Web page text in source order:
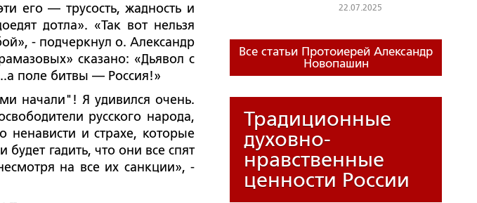
его — трусость, жадность и
дотла». «Так вот нельзя
- подчеркнул о. Александр
сказано: «Дьявол с
поле битвы — Россия!»
начали"! Я удивился очень.
русского народа,
ненависти и страхе, которые
гадить, что они все спят
на все их санкции», -
22.07.2025
Все статьи Протоиерей Александр
Новопашин
Традиционные
духовно-
нравственные
ценности России